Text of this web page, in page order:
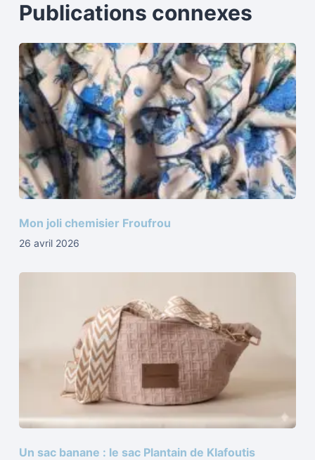
Publications connexes
Mon joli chemisier Froufrou
26 avril 2026
Un sac banane : le sac Plantain de Klafoutis